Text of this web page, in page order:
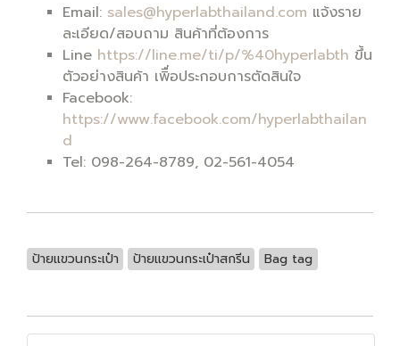
Email: sales@hyperlabthailand.com แจ้งราย
ละเอียด/สอบถาม สินค้าที่ต้องการ
Line https://line.me/ti/p/%40hyperlabth ขึ้น
ตัวอย่างสินค้า เพิื่อประกอบการตัดสินใจ
Facebook:
https://www.facebook.com/hyperlabthailan
d
Tel: 098-264-8789, 02-561-4054
ป้ายแขวนกระเป๋า ป้ายแขวนกระเป๋าสกรีน Bag tag